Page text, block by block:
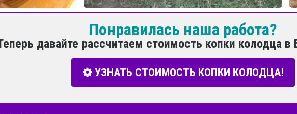
Понравилась наша работа?
давайте рассчитаем стоимость копки колодца в
УЗНАТЬ СТОИМОСТЬ КОПКИ КОЛОДЦА!